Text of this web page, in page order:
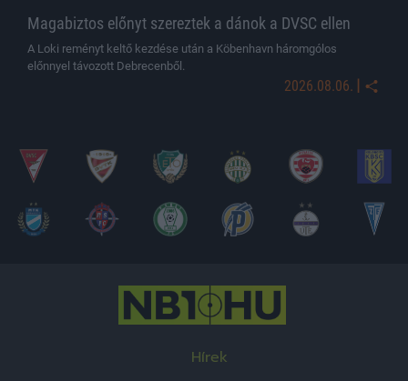
Magabiztos előnyt szereztek a dánok a DVSC ellen
A Loki reményt keltő kezdése után a Köbenhavn háromgólos
előnnyel távozott Debrecenből.
2026.08.06. |
Hírek